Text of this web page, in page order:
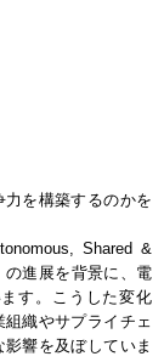
を構築するのかを
Shared &
進展を背景に、電
す。こうした変化
織やサプライチェ
響を及ぼしていま